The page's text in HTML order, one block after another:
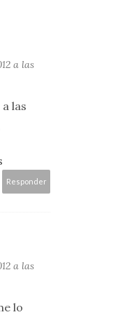
a las
las
Responder
a las
lo